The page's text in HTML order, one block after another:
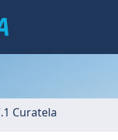
Curatela